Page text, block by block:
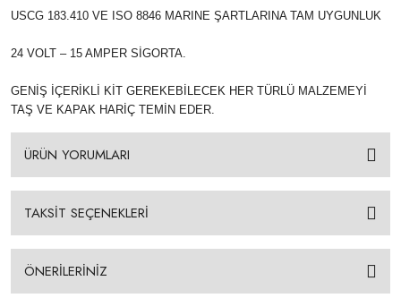
USCG 183.410 VE ISO 8846 MARINE ŞARTLARINA TAM UYGUNLUK
24 VOLT – 15 AMPER SİGORTA.
GENİŞ İÇERİKLİ KİT GEREKEBİLECEK HER TÜRLÜ MALZEMEYİ
TAŞ VE KAPAK HARİÇ TEMİN EDER.
ÜRÜN YORUMLARI
TAKSİT SEÇENEKLERİ
ÖNERİLERİNİZ